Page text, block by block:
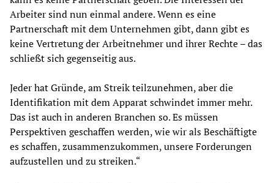
Arbeiter sind nun einmal andere. Wenn es eine
Partnerschaft mit dem Unternehmen gibt, dann gibt es
keine Vertretung der Arbeitnehmer und ihrer Rechte – das
schließt sich gegenseitig aus.
Jeder hat Gründe, am Streik teilzunehmen, aber die
Identifikation mit dem Apparat schwindet immer mehr.
Das ist auch in anderen Branchen so. Es müssen
Perspektiven geschaffen werden, wie wir als Beschäftigte
es schaffen, zusammenzukommen, unsere Forderungen
aufzustellen und zu streiken.“